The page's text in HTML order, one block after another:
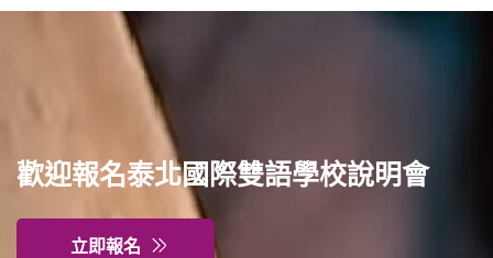
歡迎報名泰北國際雙語學校說明會
立即報名